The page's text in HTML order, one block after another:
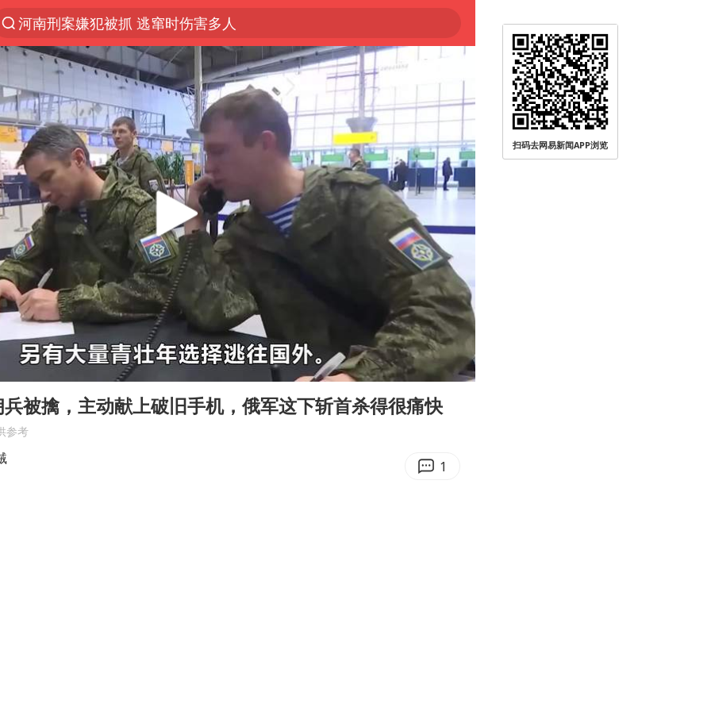
河南刑案嫌犯被抓 逃窜时伤害多人
国乒女单三将晋级四强
光影经济撬动暑期消费新蓝海
马克·艾伦退出斯诺克中国公开赛
新疆优化调整景区内自驾服务费
上四休三，但降薪1000元，你接受吗？
夏日经济乘“热”而上 消费市场向“新”而行
情侣平潭拍日出坠崖1死1伤
白海豚将正面袭击贯穿浙江
央视新主播李秋莹孙亚鹏亮相
酒店回应车内过夜被收150元
黄金牛市回来了吗
酒店花洒现排泄物住客索赔遭拒
杭州全市有序停课
04:37
Enter
被擒，主动献上破旧手机，俄军这下斩首杀得很痛快
参考
1
扫码去网易新闻APP浏览